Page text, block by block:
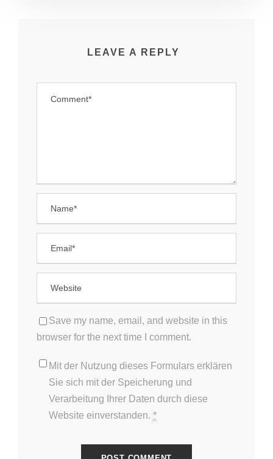
LEAVE A REPLY
Save my name, email, and website in this
browser for the next time I comment.
Mit der Nutzung dieses Formulars erklären
Sie sich mit der Speicherung und
Verarbeitung Ihrer Daten durch diese
Website einverstanden. *